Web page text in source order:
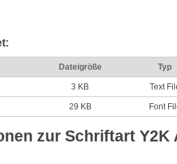
Dateigröße Typ
3 KB Text
29 KB Font
zur Schriftart Y2K